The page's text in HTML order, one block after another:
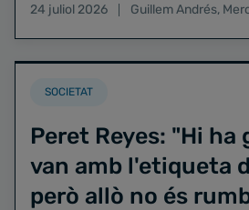
24 juliol 2026
Guillem Andrés,
SOCIETAT
Peret Reyes: "Hi ha
van amb l'etiqueta
però allò no és